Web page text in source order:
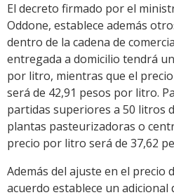
El decreto firmado por el
Oddone, establece además
dentro de la cadena de
entregada a domicilio tendrá
por litro, mientras que el
será de 42,91 pesos por litro.
partidas superiores a 50 litros
plantas pasteurizadoras o
precio por litro será de 37,62
Además del ajuste en el precio
acuerdo establece un